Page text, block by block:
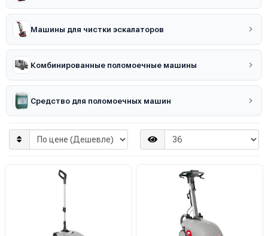
Машины для чистки эскалаторов
Комбинированные поломоечные машины
Средство для поломоечных машин